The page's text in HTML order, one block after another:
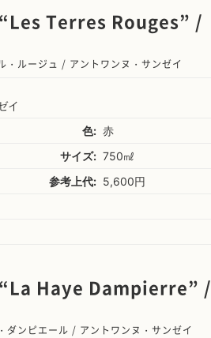
Terres Rouges” /
・ルージュ / アントワンヌ・サンゼイ
イ
色: 赤
サイズ: 750㎖
参考上代: 5,600円
Haye Dampierre” /
ダンピエール / アントワンヌ・サンゼイ